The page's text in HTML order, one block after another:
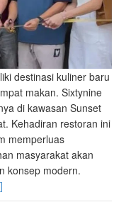
destinasi kuliner baru
makan. Sixtynine
di kawasan Sunset
Kehadiran restoran ini
memperluas
masyarakat akan
konsep modern.